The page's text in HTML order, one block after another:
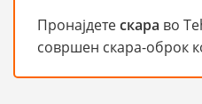
Пронајдетескара во
совршен скара-оброк